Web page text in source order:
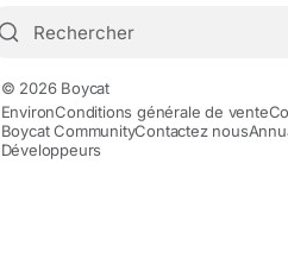
© 2026 Boycat
EnvironConditions générale de vente
Boycat CommunityContactez nous
Développeurs